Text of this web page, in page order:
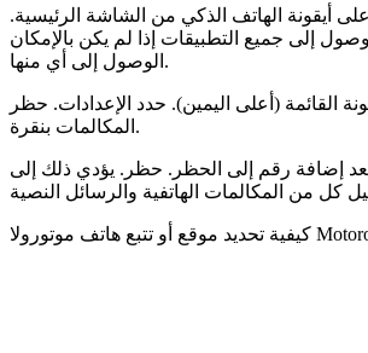
أيقونة الهاتف الذكي من الشاشة الرئيسية.
إلى جميع التطبيقات إذا لم يكن بالإمكان
الوصول إلى أي منها.
القائمة (أعلى اليمين). حدد الإعدادات. حظر
المكالمات بنقرة.
بعد إضافة رقم إلى الحظر. حظر. يؤدي ذلك إلى